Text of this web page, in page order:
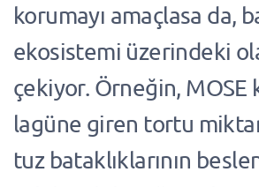
korumayı amaçlasa da,
ekosistemi üzerindeki
çekiyor. Örneğin, MOSE
lagüne giren tortu
tuz bataklıklarının